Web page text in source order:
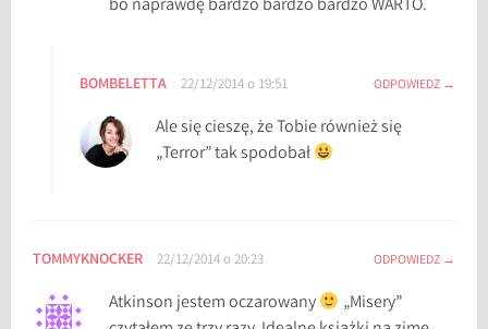
bo naprawdę bardzo bardzo bardzo WARTO.
BOMBELETTA 22/12/2014 o 19:51 ODPOWIEDZ
Ale się cieszę, że Tobie również się
„Terror” tak spodobał
TOMMYKNOCKER 22/12/2014 o 20:23 ODPOWIEDZ
Atkinson jestem oczarowany
„Misery”